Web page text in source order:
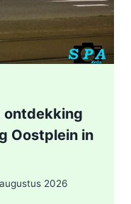
ontdekking
Oostplein in
2026